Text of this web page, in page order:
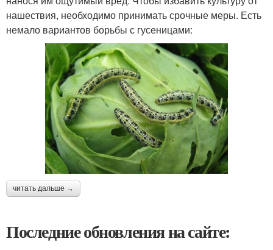
нашествия, необходимо принимать срочные меры. Есть
немало вариантов борьбы с гусеницами:
читать дальше →
Последние обновления на сайте: